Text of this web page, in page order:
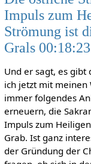
Impuls zum
Strömung ist
Grals 00:18:23
Und er sagt, es gibt
ich jetzt mit meinen
immer folgendes
erneuern, die
Impuls zum
Grab. Ist ganz
der Gründung der